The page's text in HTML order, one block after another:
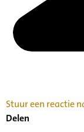
Stuur een reactie
Delen